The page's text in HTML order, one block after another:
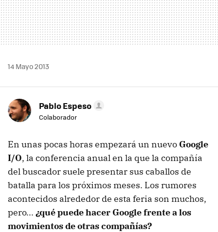
14 Mayo 2013
Pablo Espeso
Colaborador
En unas pocas horas empezará un nuevo Google
I/O, la conferencia anual en la que la compañía
del buscador suele presentar sus caballos de
batalla para los próximos meses. Los rumores
acontecidos alrededor de esta feria son muchos,
pero... ¿qué puede hacer Google frente a los
movimientos de otras compañías?